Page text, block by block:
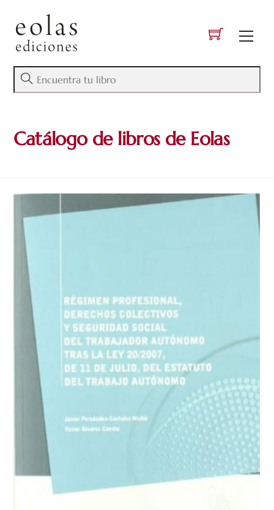
content
Catálogo de libros de Eolas